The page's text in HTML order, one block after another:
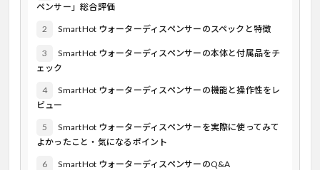
ペンサー」総合評価
2 SmartHot ウォーターディスペンサーのスペックと特徴
3
SmartHot ウォーターディスペンサーの本体と付属品をチ
ェック
4
SmartHot ウォーターディスペンサーの機能と操作性をレ
ビュー
5
SmartHot ウォーターディスペンサーを実際に使ってみて
よかったこと・気になるポイント
6 SmartHot ウォーターディスペンサーのQ&A